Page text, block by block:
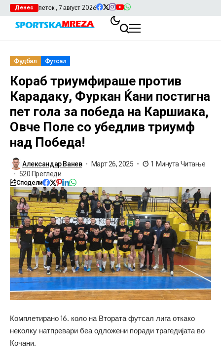
Денес петок , 7 август 2026
Фудбал Футсал
Кораб триумфираше против
Карадаку, Фуркан Ќани постигна
пет гола за победа на Каршиака,
Овче Поле со убедлив триумф
над Победа!
Александар Ванев Март 26, 2025
1 Минута Читање
520 Прегледи
Сподели
Комплетирано 16. коло на Втората футсал лига откако
неколку натпревари беа одложени поради трагедијата во
Кочани.